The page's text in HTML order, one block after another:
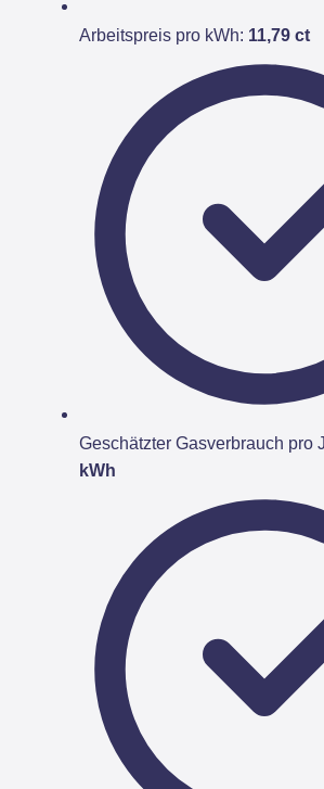
Arbeitspreis pro kWh: 11,79 ct
Geschätzter Gasverbrauch pro
kWh